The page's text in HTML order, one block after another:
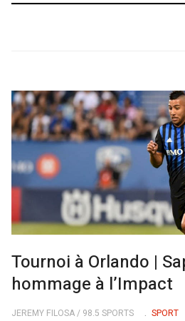
Tournoi à Orlando |
hommage à l’Impact
JEREMY FILOSA / 98.5 SPORTS SPORT